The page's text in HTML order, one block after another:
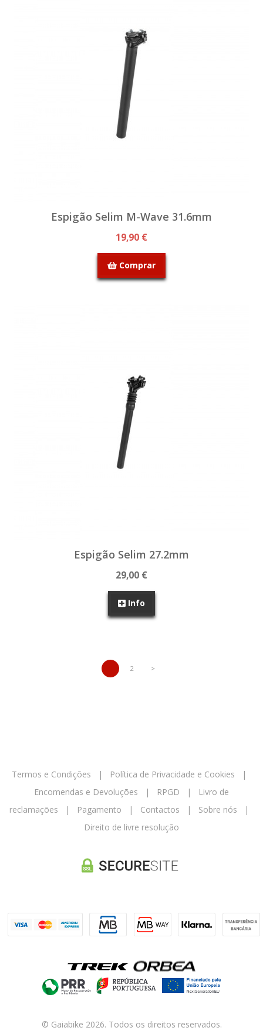
Espigão Selim M-Wave 31.6mm
19,90 €
Comprar
Espigão Selim 27.2mm
29,00 €
Info
2 >
Termos e Condições | Política de Privacidade e Cookies |
Encomendas e Devoluções | RPGD |
Livro de
reclamações | Pagamento | Contactos | Sobre nós |
Direito de livre resolução
© Gaiabike 2026. Todos os direitos reservados.